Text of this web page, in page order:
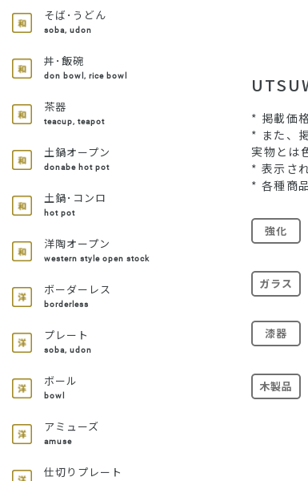
そば･うどん
soba, udon
丼･飯碗
don bowl, rice bowl
茶器
teacup, teapot
土鍋オープン
donabe hot pot
土鍋･コンロ
hot pot
洋陶オープン
western style open stock
ボーダーレス
borderless
プレート
soba, udon
ボール
bowl
アミューズ
amuse
仕切りプレート
* 掲載価
* また、
実物とは
* 表示さ
* 各種商
強化
ガラス
漆器
木製品